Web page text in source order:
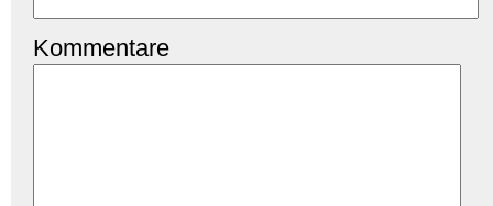
Kommentare